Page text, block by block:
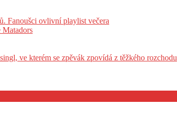
Fanoušci ovlivní playlist večera
ve kterém se zpěvák zpovídá z těžkého rozchodu